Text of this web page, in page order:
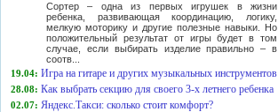
Сортер – одна из первых игрушек в жизни
ребенка, развивающая координацию, логику,
мелкую моторику и другие полезные навыки. Но
положительный результат от игры будет в том
случае, если выбирать изделие правильно – в
соотв...
19.04: Игра на гитаре и других музыкальных инструментов
28.08: Как выбрать секцию для своего 3-х летнего ребенка
02.07: Яндекс.Такси: сколько стоит комфорт?